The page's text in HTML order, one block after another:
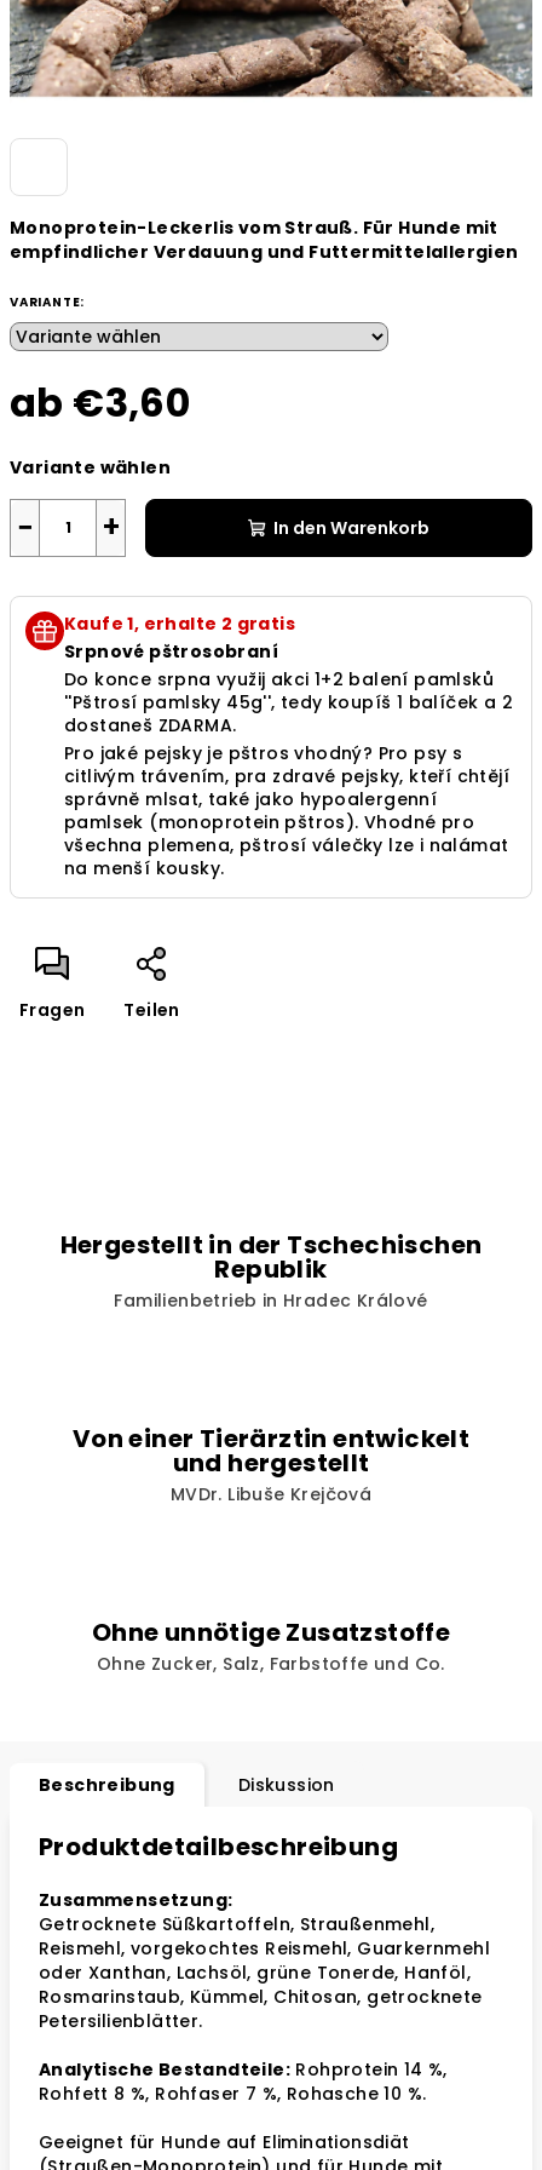
Monoprotein-Leckerlis vom Strauß. Für Hunde mit
empfindlicher Verdauung und Futtermittelallergien
VARIANTE:
ab €3,60
Variante wählen
+
− In den Warenkorb
Kaufe 1, erhalte 2 gratis
Srpnové pštrosobraní
Do konce srpna využij akci 1+2 balení pamlsků
''Pštrosí pamlsky 45g'', tedy koupíš 1 balíček a 2
dostaneš ZDARMA.
Pro jaké pejsky je pštros vhodný? Pro psy s
citlivým trávením, pra zdravé pejsky, kteří chtějí
správně mlsat, také jako hypoalergenní
pamlsek (monoprotein pštros). Vhodné pro
všechna plemena, pštrosí válečky lze i nalámat
na menší kousky.
Fragen Teilen
Hergestellt in der Tschechischen
Republik
Familienbetrieb in Hradec Králové
Von einer Tierärztin entwickelt
und hergestellt
MVDr. Libuše Krejčová
Ohne unnötige Zusatzstoffe
Ohne Zucker, Salz, Farbstoffe und Co.
Beschreibung Diskussion
Produktdetailbeschreibung
Zusammensetzung:
Getrocknete Süßkartoffeln, Straußenmehl,
Reismehl, vorgekochtes Reismehl, Guarkernmehl
oder Xanthan, Lachsöl, grüne Tonerde, Hanföl,
Rosmarinstaub, Kümmel, Chitosan, getrocknete
Petersilienblätter.
Analytische Bestandteile: Rohprotein 14 %,
Rohfett 8 %, Rohfaser 7 %, Rohasche 10 %.
Geeignet für Hunde auf Eliminationsdiät